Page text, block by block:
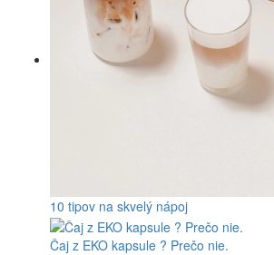
10 tipov na skvelý nápoj
Čaj z EKO kapsule ? Prečo nie.